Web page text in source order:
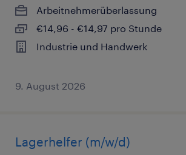
Arbeitnehmerüberlassung
€14,96 - €14,97 pro Stunde
Industrie und Handwerk
9. August 2026
Lagerhelfer (m/w/d)